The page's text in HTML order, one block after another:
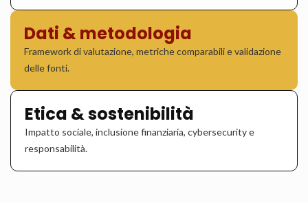
Dati & metodologia
Framework di valutazione, metriche comparabili e validazione
delle fonti.
Etica & sostenibilità
Impatto sociale, inclusione finanziaria, cybersecurity e
responsabilità.